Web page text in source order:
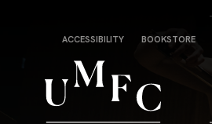
StronaACCESSIBILITY BOOKSTORE